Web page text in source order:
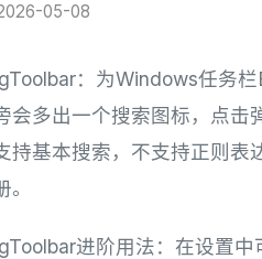
05-08
：为Windows任务
会多出一个搜索图标，点击
持基本搜索，不支持正则表
进阶用法：在设置